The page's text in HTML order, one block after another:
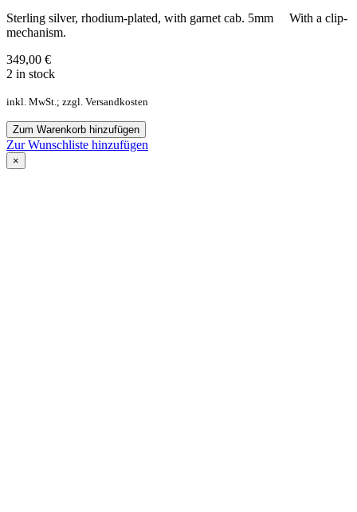
Sterling silver, rhodium-plated, with garnet cab. 5mm With a clip-
mechanism.
349,00 €
2 in stock
inkl. MwSt.; zzgl. Versandkosten
Zum Warenkorb hinzufügen
Zur Wunschliste hinzufügen
×